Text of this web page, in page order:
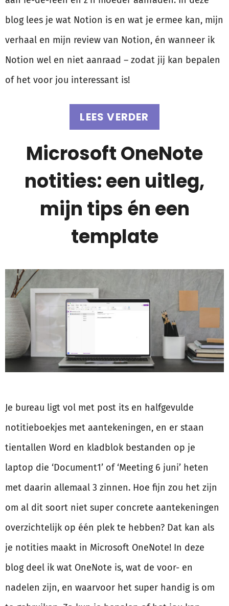
blog lees je wat Notion is en wat je ermee kan, mijn
verhaal en mijn review van Notion, én wanneer ik
Notion wel en niet aanraad – zodat jij kan bepalen
of het voor jou interessant is!
LEES VERDER
Microsoft OneNote
notities: een uitleg,
mijn tips én een
template
Je bureau ligt vol met post its en halfgevulde
notitieboekjes met aantekeningen, en er staan
tientallen Word en kladblok bestanden op je
laptop die ‘Document1’ of ‘Meeting 6 juni’ heten
met daarin allemaal 3 zinnen. Hoe fijn zou het zijn
om al dit soort niet super concrete aantekeningen
overzichtelijk op één plek te hebben? Dat kan als
je notities maakt in Microsoft OneNote! In deze
blog deel ik wat OneNote is, wat de voor- en
nadelen zijn, en waarvoor het super handig is om